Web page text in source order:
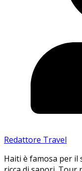
Redattore Travel
Haiti è famosa per il